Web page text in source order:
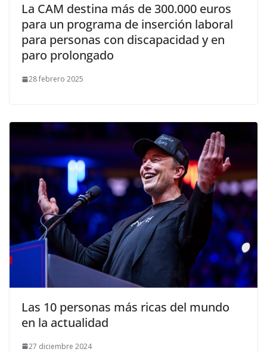
La CAM destina más de 300.000 euros
para un programa de inserción laboral
para personas con discapacidad y en
paro prolongado
28 febrero 2025
​Las 10 personas más ricas del mundo
en la actualidad
27 diciembre 2024